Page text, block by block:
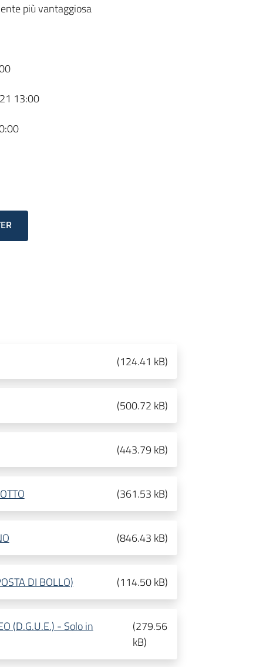
più vantaggiosa
13:00
(124.41 kB)
(500.72 kB)
(443.79 kB)
(361.53 kB)
(846.43 kB)
DI BOLLO) (114.50 kB)
(D.G.U.E.) - Solo in (279.56
kB)